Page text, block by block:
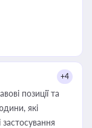
+4
позиції та
які